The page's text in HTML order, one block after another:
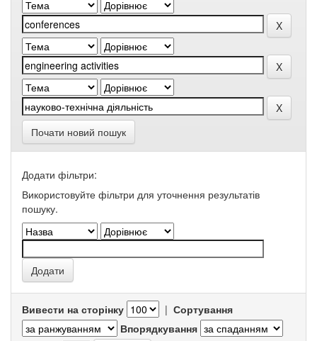
Почати новий пошук
Додати фільтри:
Використовуйте фільтри для уточнення результатів
пошуку.
Вивести на сторінку | Сортування
Впорядкування